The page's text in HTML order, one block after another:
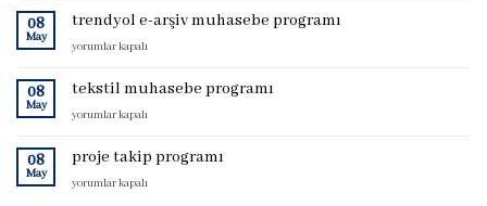
takibi
programı
için
08
May
trendyol e-arşiv muhasebe programı
trendyol
arşiv
programı
yorumlar kapalı
08
May
tekstil muhasebe programı
tekstil
programı
için
yorumlar kapalı
08
May
proje takip programı
proje
yorumlar kapalı